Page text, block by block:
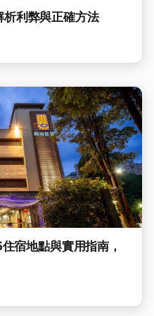
利弊與正確方法
宿地點與實用指南，